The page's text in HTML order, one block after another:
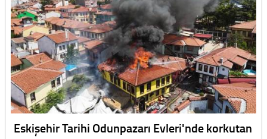
Eskişehir Tarihi Odunpazarı Evleri'nde korkutan